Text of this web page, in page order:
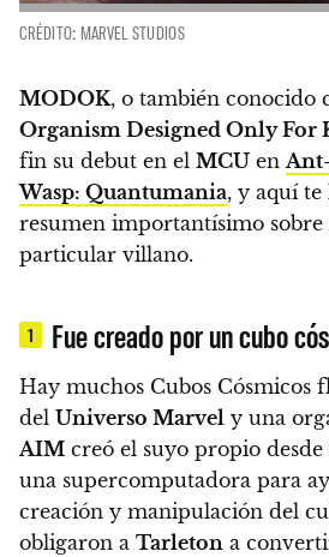
CRÉDITO: MARVEL STUDIOS
MODOK, o también conocido
Organism Designed Only For
fin su debut en el MCU en
Wasp: Quantumania, y aquí te
resumen importantísimo sobre
particular villano.
1 Fue creado por un cubo
Hay muchos Cubos Cósmicos
del Universo Marvel y una
AIM creó el suyo propio desde
una supercomputadora para
creación y manipulación del
obligaron a Tarleton a